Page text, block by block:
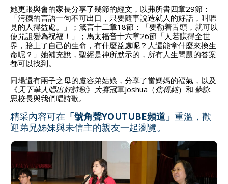
她更跟與會的家長分享了幾節的經文，以弗所書四章29節：
「污穢的言語一句不可出口，只要隨事說造就人的好話，叫聽
見的人得益處。」；箴言十二章18節：「要勒着舌頭，就可以
使咒詛變為祝福！」；馬太福音十六章26節「人若賺得全世
界，賠上了自己的生命，有什麼益處呢？人還能拿什麼來換生
命呢？」她補充說，聖經是神所默示的，所有人生問題的答案
都可以找到。
同場還有兩子之母的盧容弟姑娘，分享了當媽媽的福氣，以及
《天下華人唱出好詩歌》 大賽冠軍Joshua（焦得純）和 蘇詠
思校長與我們唱詩歌。
精采內容可在 「號角聲YOUTUBE頻道」 重溫，歡
迎弟兄姊妹與未信主的親友一起瀏覽。